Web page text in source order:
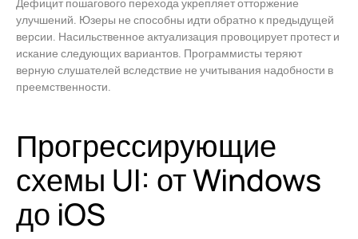
улучшений. Юзеры не способны идти обратно к предыдущей
версии. Насильственное актуализация провоцирует протест и
искание следующих вариантов. Программисты теряют
верную слушателей вследствие не учитывания надобности в
преемственности.
Прогрессирующие
схемы UI: от Windows
до iOS